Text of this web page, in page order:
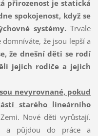
přirozenost je statická
spokojenost, když se
systémy. Trvale
že jsou lepší a
že dnešní děti se rodí
jejich rodiče a jejich
nevyrovnané, pokud
starého lineárního
Nové děti vyrůstají.
a půjdou do práce a